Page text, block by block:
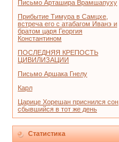
Письмо Арташира Врамшапуху
Прибытие Тимура в Самцхе,
встреча его с атабагом Иванэ и
братом царя Георгия
Константином
ПОСЛЕДНЯЯ КРЕПОСТЬ
ЦИВИЛИЗАЦИИ
Письмо Аршака Гнелу
Карл
Царице Хорешан приснился сон,
сбывшийся в тот же день
Статистика